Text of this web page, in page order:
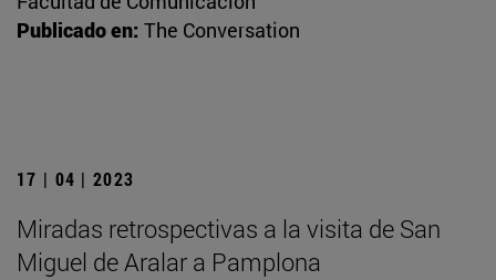
Publicado en: The Conversation
17 | 04 | 2023
Miradas retrospectivas a la visita de San
Miguel de Aralar a Pamplona